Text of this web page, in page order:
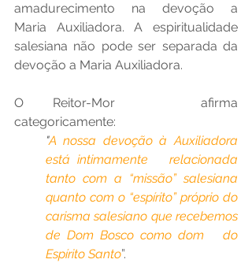
amadurecimento na devoção a
Maria Auxiliadora. A espiritualidade
salesiana não pode ser separada da
devoção a Maria Auxiliadora.
O Reitor-Mor   afirma
categoricamente:
"A nossa devoção à Auxiliadora
está intimamente   relacionada
tanto com a “missão” salesiana
quanto com o “espírito” próprio do
carisma salesiano que recebemos
de Dom Bosco como dom   do
Espírito Santo”.